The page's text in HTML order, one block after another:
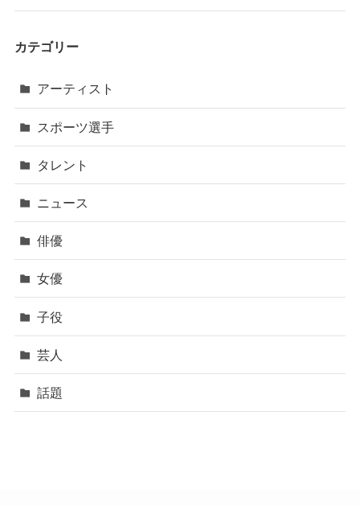
カテゴリー
アーティスト
スポーツ選手
タレント
ニュース
俳優
女優
子役
芸人
話題